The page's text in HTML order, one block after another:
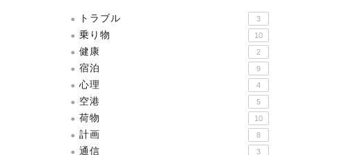
トラブル 3
乗り物 10
健康 2
宿泊 9
心理 4
空港 5
荷物 10
計画 8
通信 3